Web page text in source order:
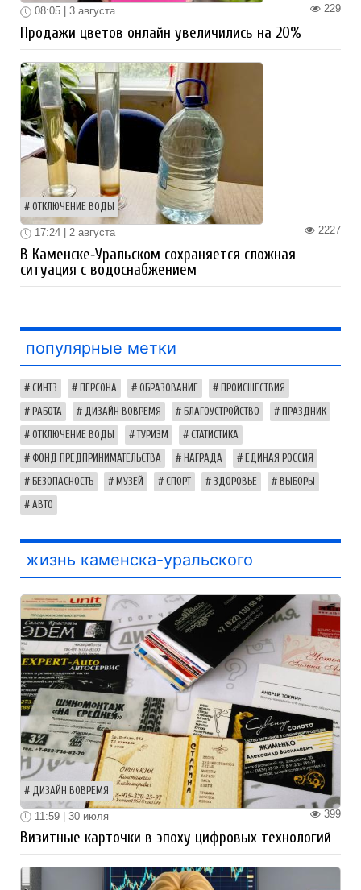
229
08:05 | 3 августа
Продажи цветов онлайн увеличились на 20%
ОТКЛЮЧЕНИЕ ВОДЫ
2227
17:24 | 2 августа
В Каменске‑Уральском сохраняется сложная
ситуация с водоснабжением
популярные метки
СИНТЗ ПЕРСОНА ОБРАЗОВАНИЕ ПРОИСШЕСТВИЯ
РАБОТА ДИЗАЙН ВОВРЕМЯ БЛАГОУСТРОЙСТВО ПРАЗДНИК
ОТКЛЮЧЕНИЕ ВОДЫ ТУРИЗМ СТАТИСТИКА
ФОНД ПРЕДПРИНИМАТЕЛЬСТВА НАГРАДА ЕДИНАЯ РОССИЯ
БЕЗОПАСНОСТЬ МУЗЕЙ СПОРТ ЗДОРОВЬЕ ВЫБОРЫ
АВТО
жизнь каменска-уральского
ДИЗАЙН ВОВРЕМЯ
399
11:59 | 30 июля
Визитные карточки в эпоху цифровых технологий